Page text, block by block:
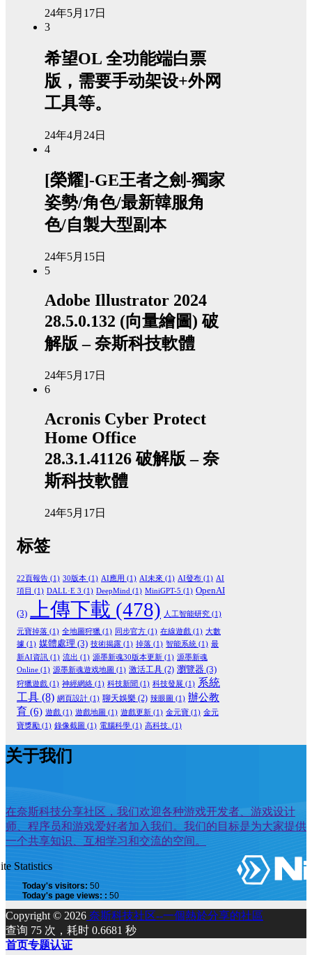
24年5月17日
3
希望OL 全功能端白票
版，需要手动架设+外网
工具等。
24年4月24日
4
[榮耀]-GE王者之劍-獨家
姿勢/角色/最新韓服角
色/自製大型副本
24年5月15日
5
Adobe Illustrator 2024
28.5.0.132 (向量繪圖) 破
解版 – 奈斯科技軟體
24年5月17日
6
Acronis Cyber Protect
Home Office
28.3.1.41126 破解版 – 奈
斯科技軟體
24年5月17日
标签
22頁報告 (1) 30版本 (1) AI應用 (1) AI未來 (1) AI發布 (1) AI
項目 (1) DALL·E 3 (1) DeepMind (1) MiniGPT-5 (1) OpenAI
(3) 上傳下載 (478) 人工智能研究 (1)
元寶掉落 (1) 全地圖狩獵 (1) 同步官方 (1) 在線遊戲 (1) 大數
據 (1) 媒體處理 (3) 技術揭露 (1) 掉落 (1) 智能系統 (1) 最
新AI資訊 (1) 流出 (1) 源墨新魂30版本更新 (1) 源墨新魂
Online (1) 源墨新魂遊戏地圖 (1) 激活工具 (2) 瀏覽器 (3)
狩獵遊戲 (1) 神經網絡 (1) 科技新聞 (1) 科技發展 (1) 系統
工具 (8) 網頁設計 (1) 聊天娛樂 (2) 辣眼圖 (1) 辦公教
育 (6) 遊戲 (1) 遊戲地圖 (1) 遊戲更新 (1) 金元寶 (1) 金元
寶獎勵 (1) 錄像截圖 (1) 電腦科學 (1) 高科技. (1)
关于我们
在奈斯科技分享社区，我们欢迎各种游戏开发者、游戏设计
师、程序员和游戏爱好者加入我们。我们的目标是为大家提供
一个共享知识、互相学习和交流的空间。
Statistics
Today's visitors: 50
Today's page views: : 50
Copyright © 2026 奈斯科技社区--一個熱於分享的社區
查询 75 次，耗时 0.6681 秒
首页专题认证